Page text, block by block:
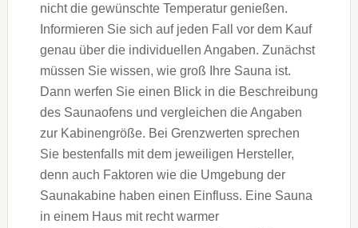
nicht die gewünschte Temperatur genießen.
Informieren Sie sich auf jeden Fall vor dem Kauf
genau über die individuellen Angaben. Zunächst
müssen Sie wissen, wie groß Ihre Sauna ist.
Dann werfen Sie einen Blick in die Beschreibung
des Saunaofens und vergleichen die Angaben
zur Kabinengröße. Bei Grenzwerten sprechen
Sie bestenfalls mit dem jeweiligen Hersteller,
denn auch Faktoren wie die Umgebung der
Saunakabine haben einen Einfluss. Eine Sauna
in einem Haus mit recht warmer